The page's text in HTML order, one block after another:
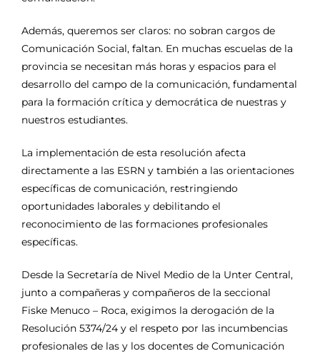
Además, queremos ser claros: no sobran cargos de
Comunicación Social, faltan. En muchas escuelas de la
provincia se necesitan más horas y espacios para el
desarrollo del campo de la comunicación, fundamental
para la formación crítica y democrática de nuestras y
nuestros estudiantes.
La implementación de esta resolución afecta
directamente a las ESRN y también a las orientaciones
específicas de comunicación, restringiendo
oportunidades laborales y debilitando el
reconocimiento de las formaciones profesionales
específicas.
Desde la Secretaría de Nivel Medio de la Unter Central,
junto a compañeras y compañeros de la seccional
Fiske Menuco – Roca, exigimos la derogación de la
Resolución 5374/24 y el respeto por las incumbencias
profesionales de las y los docentes de Comunicación